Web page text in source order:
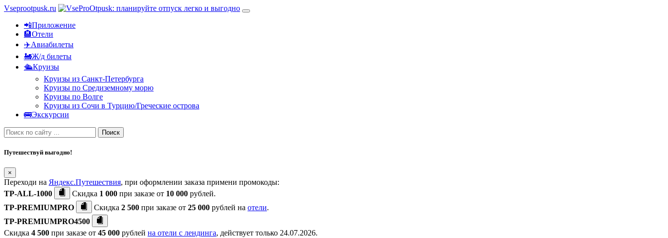
Vseprootpusk.ru
📲Приложение
🏨Отели
✈️Авиабилеты
🚂Ж/д билеты
🛳Круизы
Круизы из Санкт-Петербурга
Круизы по Средиземному морю
Круизы по Волге
Круизы из Сочи в Турцию/Греческие острова
🚌Экскурсии
Поиск
Путешествуй выгодно!
×
Переходи на Яндекс.Путешествия, при оформлении заказа примени промокоды:
TP-ALL-1000
Скидка 1 000 при заказе от 10 000 рублей.
TP-PREMIUMPRO
Скидка 2 500 при заказе от 25 000 рублей на отели.
TP-PREMIUMPRO4500
Скидка 4 500 при заказе от 45 000 рублей на отели с лендинга, действует только 24.07.2026.